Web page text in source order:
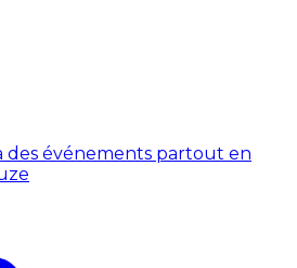
des événements partout en